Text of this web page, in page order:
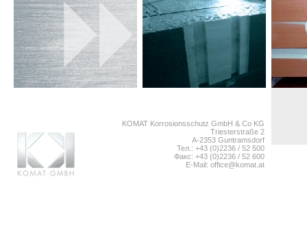
KOMAT Korrosionsschutz GmbH & Co KG
Triesterstraße 2
A-2353 Guntramsdorf
Тел.: +43 (0)2236 / 52 500
Факс: +43 (0)2236 / 52 600
E-Mail: office@komat.at